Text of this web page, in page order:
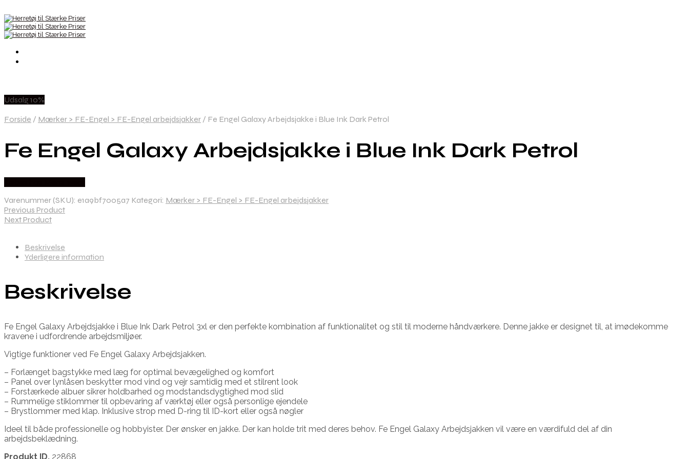
Udsalg 10%
Forside / Mærker > FE-Engel > FE-Engel arbejdsjakker / Fe Engel Galaxy Arbejdsjakke i Blue Ink Dark Petrol
Fe Engel Galaxy Arbejdsjakke i Blue Ink Dark Petrol
Varenummer (SKU): e1a9bf7005a7 Kategori: Mærker > FE-Engel > FE-Engel arbejdsjakker
Previous Product
Next Product
Beskrivelse
Yderligere information
Beskrivelse
Fe Engel Galaxy Arbejdsjakke i Blue Ink Dark Petrol 3xl er den perfekte kombination af funktionalitet og stil til moderne håndværkere. Denne jakke er designet til, at imødekomme
kravene i udfordrende arbejdsmiljøer.
Vigtige funktioner ved Fe Engel Galaxy Arbejdsjakken.
– Forlænget bagstykke med læg for optimal bevægelighed og komfort
– Panel over lynlåsen beskytter mod vind og vejr samtidig med et stilrent look
– Forstærkede albuer sikrer holdbarhed og modstandsdygtighed mod slid
– Rummelige stiklommer til opbevaring af værktøj eller også personlige ejendele
– Brystlommer med klap. Inklusive strop med D-ring til ID-kort eller også nøgler
Ideel til både professionelle og hobbyister. Der ønsker en jakke. Der kan holde trit med deres behov. Fe Engel Galaxy Arbejdsjakken vil være en værdifuld del af din
arbejdsbeklædning.
Produkt ID. 22868